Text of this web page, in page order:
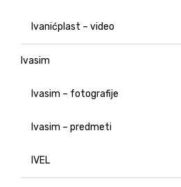
Ivanićplast – video
Ivasim
Ivasim – fotografije
Ivasim – predmeti
IVEL